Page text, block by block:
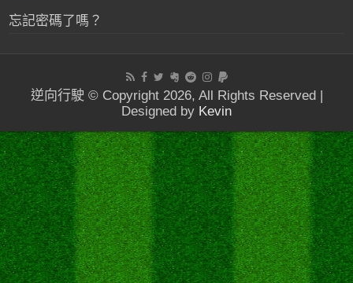
忘記密碼了嗎？
逆向行駛 © Copyright 2026, All Rights Reserved |
Designed by Kevin